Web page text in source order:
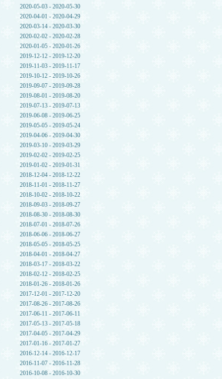
2020-05-03 - 2020-05-30
2020-04-01 - 2020-04-29
2020-03-14 - 2020-03-30
2020-02-02 - 2020-02-28
2020-01-05 - 2020-01-26
2019-12-12 - 2019-12-20
2019-11-03 - 2019-11-17
2019-10-12 - 2019-10-26
2019-09-07 - 2019-09-28
2019-08-01 - 2019-08-20
2019-07-13 - 2019-07-13
2019-06-08 - 2019-06-25
2019-05-05 - 2019-05-24
2019-04-06 - 2019-04-30
2019-03-10 - 2019-03-29
2019-02-02 - 2019-02-25
2019-01-02 - 2019-01-31
2018-12-04 - 2018-12-22
2018-11-01 - 2018-11-27
2018-10-02 - 2018-10-22
2018-09-03 - 2018-09-27
2018-08-30 - 2018-08-30
2018-07-01 - 2018-07-26
2018-06-06 - 2018-06-27
2018-05-05 - 2018-05-25
2018-04-01 - 2018-04-27
2018-03-17 - 2018-03-22
2018-02-12 - 2018-02-25
2018-01-26 - 2018-01-26
2017-12-01 - 2017-12-20
2017-08-26 - 2017-08-26
2017-06-11 - 2017-06-11
2017-05-13 - 2017-05-18
2017-04-05 - 2017-04-29
2017-01-16 - 2017-01-27
2016-12-14 - 2016-12-17
2016-11-07 - 2016-11-28
2016-10-08 - 2016-10-30